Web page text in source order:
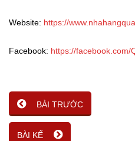
Website: https://
Facebook: https://facebook.com/
BÀI TRƯỚC
BÀI KẾ